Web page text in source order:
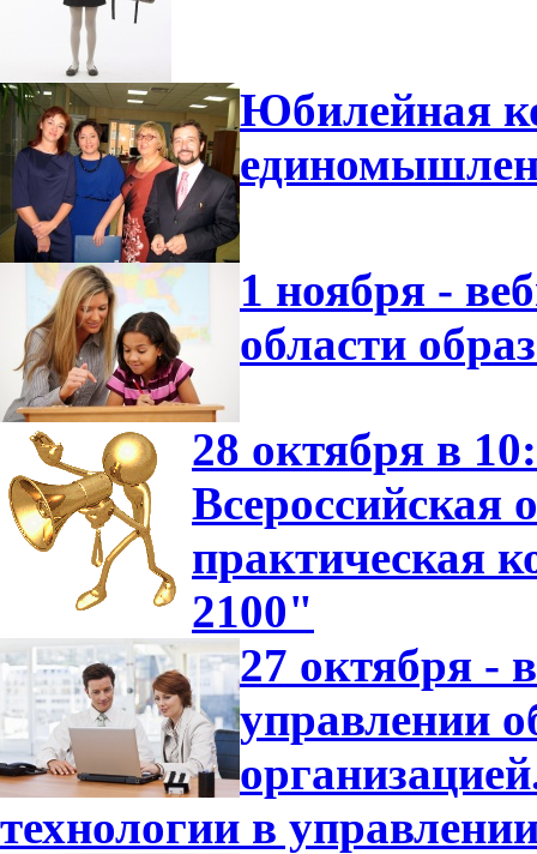
Юбилейная
1 ноября -
области
28 октября в
Всероссийская
практическая
2100"
27 октября -
управлении
технологии в